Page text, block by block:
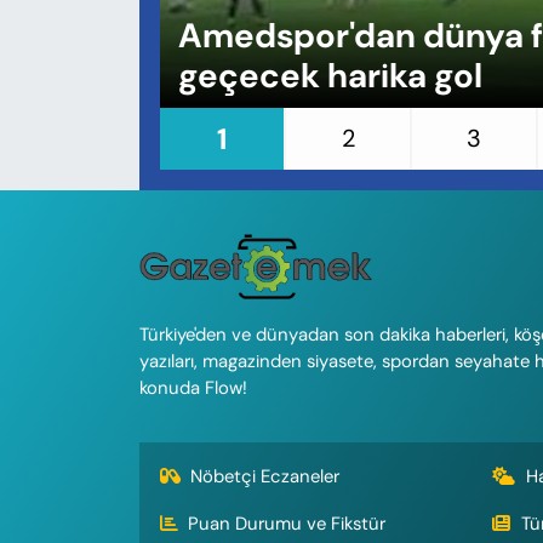
Amedspor'dan dünya
geçecek harika gol
1 2 3
Türkiye'den ve dünyadan son dakika haberleri,
yazıları, magazinden siyasete, spordan seyahate
konuda Flow!
Nöbetçi Eczaneler
Puan Durumu ve Fikstür
KÜLTÜR-SANAT
MAGAZİN
YAZAR KÖŞESİ
SİYASET